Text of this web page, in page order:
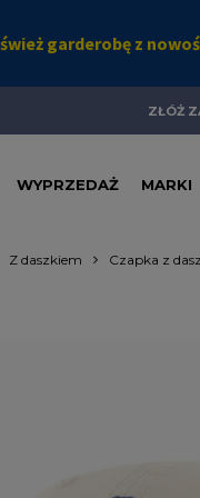
ZŁÓŻ
WYPRZEDAŻ MARKI
Z daszkiem Czapka z